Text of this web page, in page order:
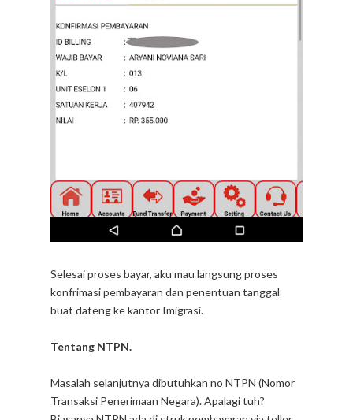
Selesai proses bayar, aku mau langsung proses
konfrimasi pembayaran dan penentuan tanggal
buat dateng ke kantor Imigrasi.
Tentang NTPN.
Masalah selanjutnya dibutuhkan no NTPN (Nomor
Transaksi Penerimaan Negara). Apalagi tuh?